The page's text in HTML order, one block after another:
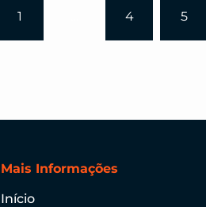
1 4 5
Mais Informações
Início